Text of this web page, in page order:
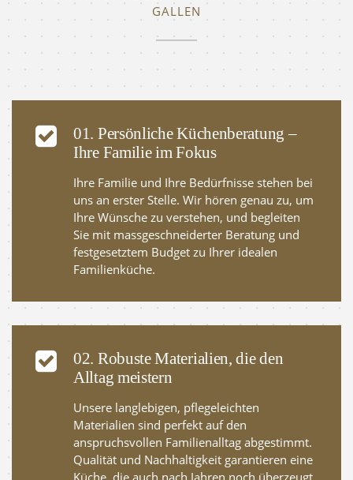
GALLEN
01. Persönliche Küchenberatung –
Ihre Familie im Fokus
Ihre Familie und Ihre Bedürfnisse stehen bei
uns an erster Stelle. Wir hören genau zu, um
Ihre Wünsche zu verstehen, und begleiten
Sie mit massgeschneiderter Beratung und
festgesetztem Budget zu Ihrer idealen
Familienküche.
02. Robuste Materialien, die den
Alltag meistern
Unsere langlebigen, pflegeleichten
Materialien sind perfekt auf den
anspruchsvollen Familienalltag abgestimmt.
Qualität und Nachhaltigkeit garantieren eine